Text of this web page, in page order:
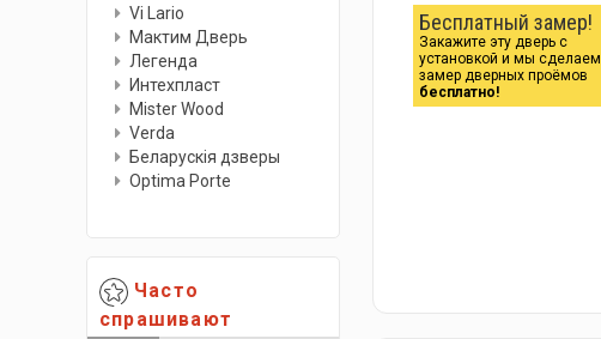
Vi Lario
Мактим Дверь
Легенда
Интехпласт
Мister Wood
Verda
Беларускiя дзверы
Optima Porte
Часто
спрашивают
Бесплатный замер!
Закажите эту дверь с
установкой и мы сделаем
замер дверных проёмов
бесплатно!